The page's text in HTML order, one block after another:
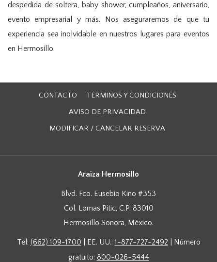
despedida de soltera, baby shower, cumpleaños, aniversario,
evento empresarial y más. Nos aseguraremos de que tu
experiencia sea inolvidable en nuestros lugares para eventos
en Hermosillo.
CONTACTO
TÉRMINOS Y CONDICIONES
AVISO DE PRIVACIDAD
MODIFICAR / CANCELAR RESERVA
Araiza Hermosillo
Blvd. Fco. Eusebio Kino #353
Col. Lomas Pitic, C.P. 83010
Hermosillo Sonora, México.
Tel: (662) 109-1700 | EE. UU.: 1-877-727-2492 | Número
gratuito: 800-026-5444